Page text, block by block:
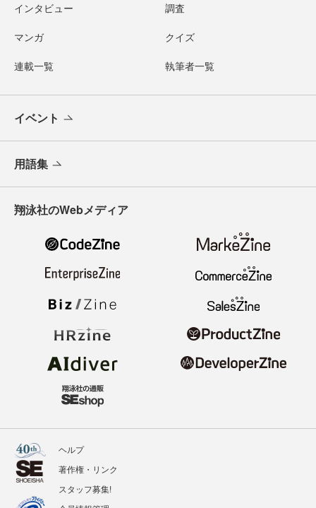
インタビュー 調査
マンガ クイズ
連載一覧 執筆者一覧
イベント
用語集
翔泳社のWebメディア
ヘルプ
著作権・リンク
スタッフ募集!